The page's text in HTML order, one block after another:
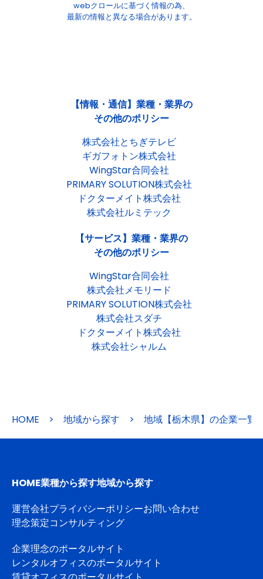
webクロールに基づく情報の為、
最新の情報と異なる場合があります。
【情報・通信】業種・業界の
その他のポリシー
株式会社とちぎテレビ
ギガフォトン株式会社
WingStar合同会社
PRIMARY SOLUTION株式会社
ドクターメイト株式会社
株式会社ルミテック
【サービス】業種・業界の
その他のポリシー
WingStar合同会社
株式会社メモリード
PRIMARY SOLUTION株式会社
株式会社スダチ
ドクターメイト株式会社
株式会社シャルム
HOME > 地域から探す > 地域【栃木県】の企業一覧
HOME業種から探す地域から探す
運営会社プライバシーポリシーお問い合わせ
理念策定コンサルティング
企業理念のポータルサイト
レンタルオフィスのポータルサイト